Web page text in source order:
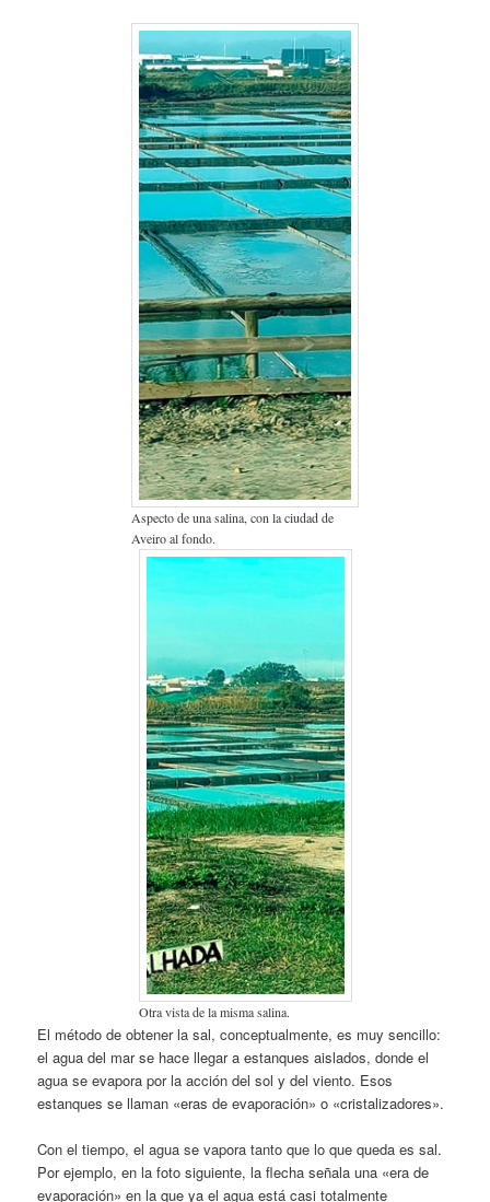
Aspecto de una salina, con la ciudad de
Aveiro al fondo.
Otra vista de la misma salina.
El método de obtener la sal, conceptualmente, es muy sencillo:
el agua del mar se hace llegar a estanques aislados, donde el
agua se evapora por la acción del sol y del viento. Esos
estanques se llaman «eras de evaporación» o «cristalizadores».
Con el tiempo, el agua se vapora tanto que lo que queda es sal.
Por ejemplo, en la foto siguiente, la flecha señala una «era de
evaporación» en la que ya el agua está casi totalmente